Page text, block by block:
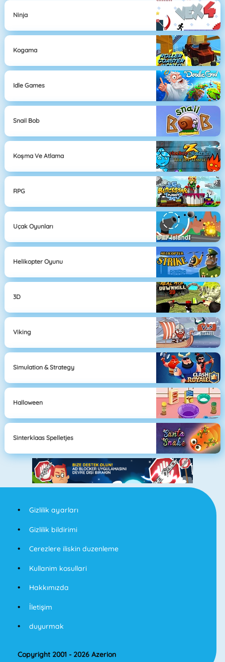
Ninja
Kogama
Idle Games
Snail Bob
Koşma Ve Atlama
RPG
Uçak Oyunları
Helikopter Oyunu
3D
Viking
Simulation & Strategy
Halloween
Sinterklaas Spelletjes
Gizlilik ayarları
Gizlilik bildirimi
Cerezlere iliskin duzenleme
Kullanim kosullari
Hakkımızda
İletişim
duyurmak
Copyright 2001 - 2026 Azerion